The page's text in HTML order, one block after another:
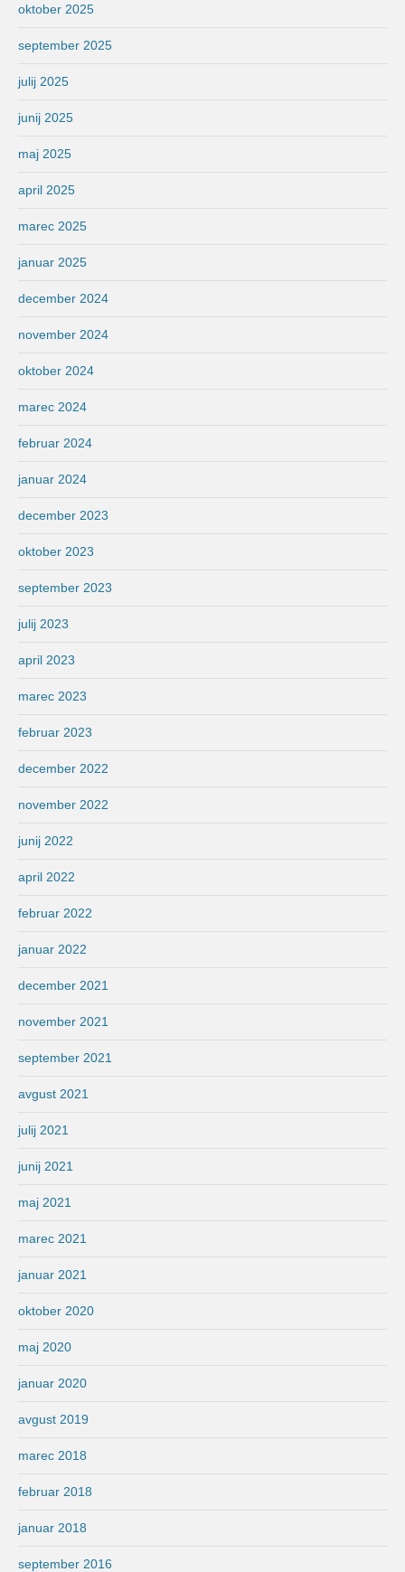
oktober 2025
september 2025
julij 2025
junij 2025
maj 2025
april 2025
marec 2025
januar 2025
december 2024
november 2024
oktober 2024
marec 2024
februar 2024
januar 2024
december 2023
oktober 2023
september 2023
julij 2023
april 2023
marec 2023
februar 2023
december 2022
november 2022
junij 2022
april 2022
februar 2022
januar 2022
december 2021
november 2021
september 2021
avgust 2021
julij 2021
junij 2021
maj 2021
marec 2021
januar 2021
oktober 2020
maj 2020
januar 2020
avgust 2019
marec 2018
februar 2018
januar 2018
september 2016